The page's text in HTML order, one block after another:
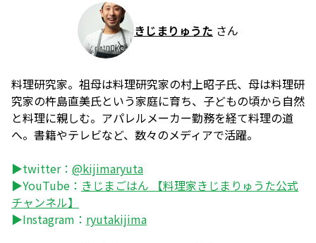
きじまりゅうた さん
料理研究家。祖母は料理研究家の村上昭子氏、母は料理研
究家の杵島直美氏という家庭に育ち、子どもの頃から自然
と料理に親しむ。アパレルメーカー勤務を経て料理の道
へ。書籍やテレビなど、数々のメディアで活躍。
▶twitter： @kijimaryuta
▶YouTube： きじまごはん 【料理家きじまりゅうた公式
チャンネル】
▶Instagram： ryutakijima